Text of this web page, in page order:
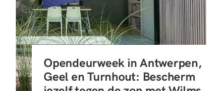
Opendeurweek in Antwerpen,
Geel en Turnhout: Bescherm